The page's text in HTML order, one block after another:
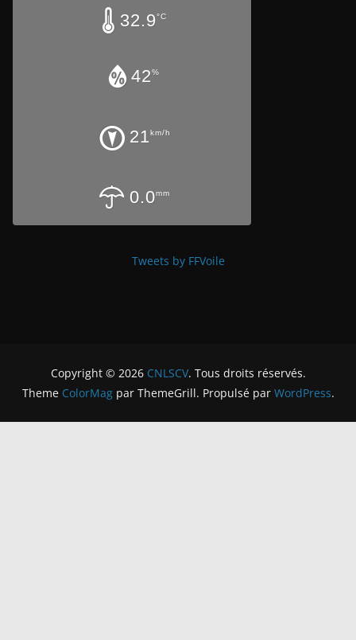
32.9°C
42%
21km/h
0.0mm
Tweets by FFVoile
Copyright © 2026 CNLSCV. Tous droits réservés.
Theme ColorMagpar ThemeGrill. Propulsé par WordPress.